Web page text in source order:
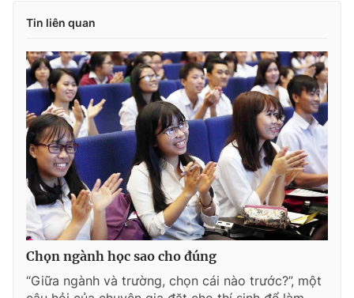
Tin liên quan
Chọn ngành học sao cho đúng
“Giữa ngành và trường, chọn cái nào trước?”, một